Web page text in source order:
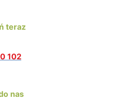
teraz
102
nas